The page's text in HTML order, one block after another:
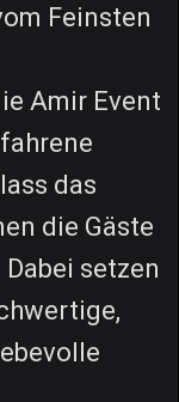
Feinsten
Amir Event
das
die Gäste
setzen